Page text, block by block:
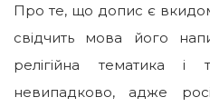
Про те, що допис є
свідчить мова його
релігійна тематика і
невипадково, адже